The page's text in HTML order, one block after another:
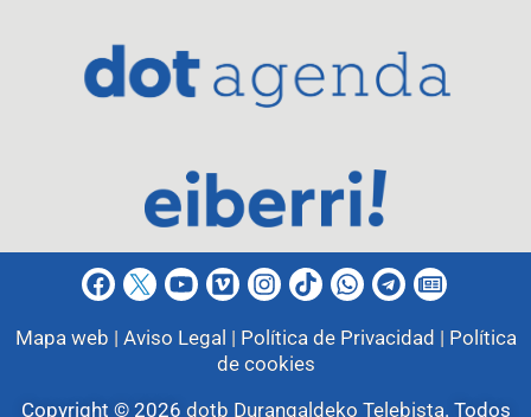
Mapa web | Aviso Legal | Política de Privacidad | Política
de cookies
Copyright © 2026 dotb Durangaldeko Telebista. Todos